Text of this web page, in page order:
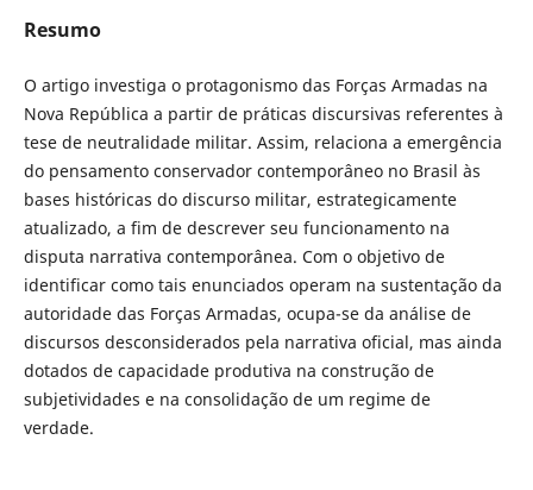
Resumo
O artigo investiga o protagonismo das Forças Armadas na
Nova República a partir de práticas discursivas referentes à
tese de neutralidade militar. Assim, relaciona a emergência
do pensamento conservador contemporâneo no Brasil às
bases históricas do discurso militar, estrategicamente
atualizado, a fim de descrever seu funcionamento na
disputa narrativa contemporânea. Com o objetivo de
identificar como tais enunciados operam na sustentação da
autoridade das Forças Armadas, ocupa-se da análise de
discursos desconsiderados pela narrativa oficial, mas ainda
dotados de capacidade produtiva na construção de
subjetividades e na consolidação de um regime de
verdade.